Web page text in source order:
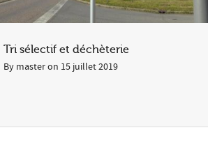
Tri sélectif et déchèterie
By masteron 15 juillet 2019